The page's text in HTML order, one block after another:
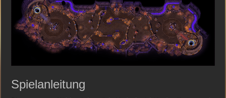
Spielanleitung